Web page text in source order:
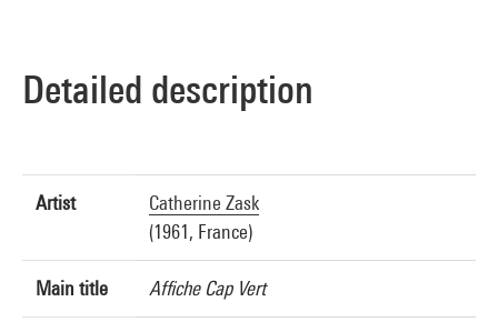
Detailed description
Artist
Catherine Zask
(1961, France)
Main title Affiche Cap Vert